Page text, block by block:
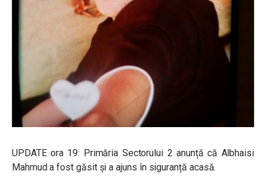
UPDATE ora 19: Primăria Sectorului 2 anunță că Albhaisi
Mahmud a fost găsit și a ajuns în siguranță acasă.